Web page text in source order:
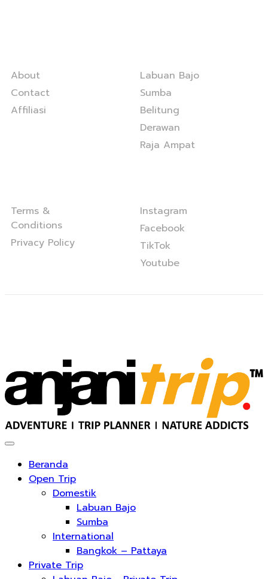
About
Contact
Affiliasi
Labuan Bajo
Sumba
Belitung
Derawan
Raja Ampat
Terms &
Conditions
Privacy Policy
Instagram
Facebook
TikTok
Youtube
Beranda
Open Trip
Domestik
Labuan Bajo
Sumba
International
Bangkok – Pattaya
Private Trip